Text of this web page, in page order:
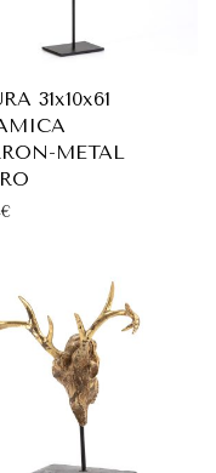
31x10x61
METAL
€